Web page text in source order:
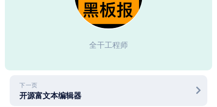
全干工程师
下一页
开源富文本编辑器